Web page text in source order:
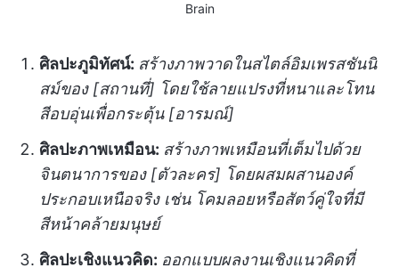
Brain
ศิลปะภูมิทัศน์: สร้างภาพวาดในสไตล์อิมเพรสชันนิ
สม์ของ [สถานที่] โดยใช้ลายแปรงที่หนาและโทน
สีอบอุ่นเพื่อกระตุ้น [อารมณ์]
ศิลปะภาพเหมือน: สร้างภาพเหมือนที่เต็มไปด้วย
จินตนาการของ [ตัวละคร] โดยผสมผสานองค์
ประกอบเหนือจริง เช่น โคมลอยหรือสัตว์คู่ใจที่มี
สีหน้าคล้ายมนุษย์
ศิลปะเชิงแนวคิด: ออกแบบผลงานเชิงแนวคิดที่